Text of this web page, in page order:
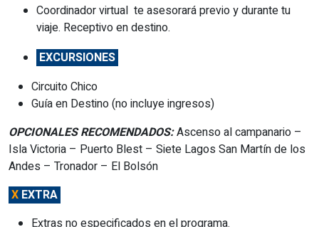
Coordinador virtual te asesorará previo y durante tu
viaje. Receptivo en destino.
EXCURSIONES
Circuito Chico
Guía en Destino (no incluye ingresos)
OPCIONALES RECOMENDADOS:Ascenso al campanario –
Isla Victoria – Puerto Blest – Siete Lagos San Martín de los
Andes – Tronador – El Bolsón
X EXTRA
Extras no especificados en el programa.